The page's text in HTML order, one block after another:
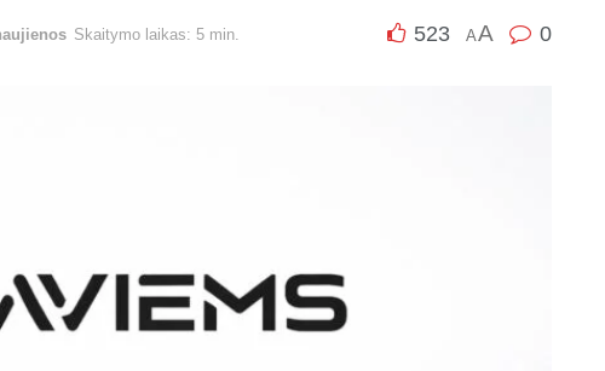
Skaitymo laikas: 5 min. 523 AA 0